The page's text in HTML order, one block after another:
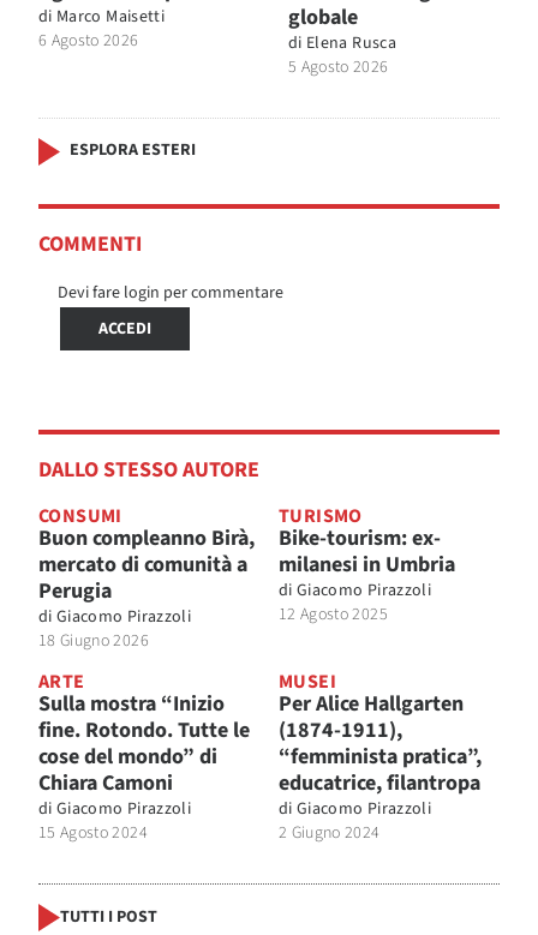
di Marco Maisetti
6 Agosto 2026
globale
di Elena Rusca
5 Agosto 2026
ESPLORA ESTERI
COMMENTI
Devi fare login per commentare
ACCEDI
DALLO STESSO AUTORE
CONSUMI
Buon compleanno Birà,
mercato di comunità a
Perugia
di Giacomo Pirazzoli
18 Giugno 2026
TURISMO
Bike-tourism: ex-
milanesi in Umbria
di Giacomo Pirazzoli
12 Agosto 2025
ARTE
Sulla mostra “Inizio
fine. Rotondo. Tutte le
cose del mondo” di
Chiara Camoni
di Giacomo Pirazzoli
15 Agosto 2024
MUSEI
Per Alice Hallgarten
(1874-1911),
“femminista pratica”,
educatrice, filantropa
di Giacomo Pirazzoli
2 Giugno 2024
TUTTI I POST